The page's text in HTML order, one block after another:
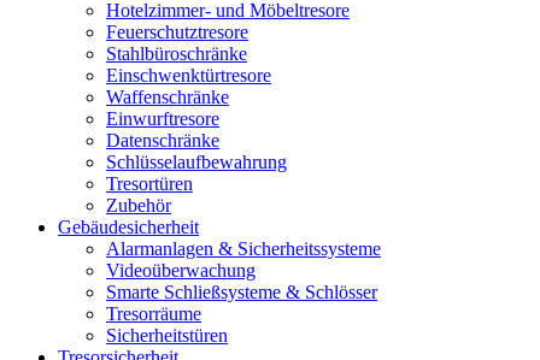
Hotelzimmer- und Möbeltresore
Feuerschutztresore
Stahlbüroschränke
Einschwenktürtresore
Waffenschränke
Einwurftresore
Datenschränke
Schlüsselaufbewahrung
Tresortüren
Zubehör
Gebäudesicherheit
Alarmanlagen & Sicherheitssysteme
Videoüberwachung
Smarte Schließsysteme & Schlösser
Tresorräume
Sicherheitstüren